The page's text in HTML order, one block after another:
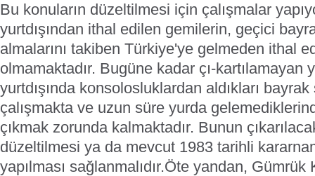
Bu konuların düzeltilmesi için çalışmalar
yurtdışından ithal edilen gemilerin, geçici
almalarını takiben Türkiye'ye gelmeden ithal
olmamaktadır. Bugüne kadar çı-kartılamayan
yurtdışında konsolosluklardan aldıkları
çalışmakta ve uzun süre yurda
çıkmak zorunda kalmaktadır. Bunun
düzeltilmesi ya da mevcut 1983 tarihli
yapılması sağlanmalıdır.Öte yandan, Gümrük